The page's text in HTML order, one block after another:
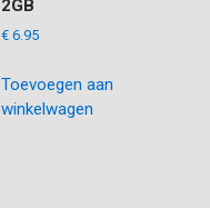
2GB
€6.95
Toevoegen aan
winkelwagen